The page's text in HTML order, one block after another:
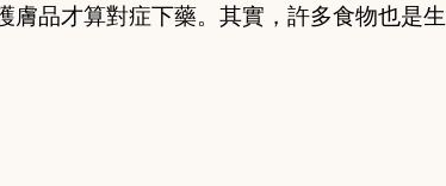
膚品才算對症下藥。其實，許多食物也是